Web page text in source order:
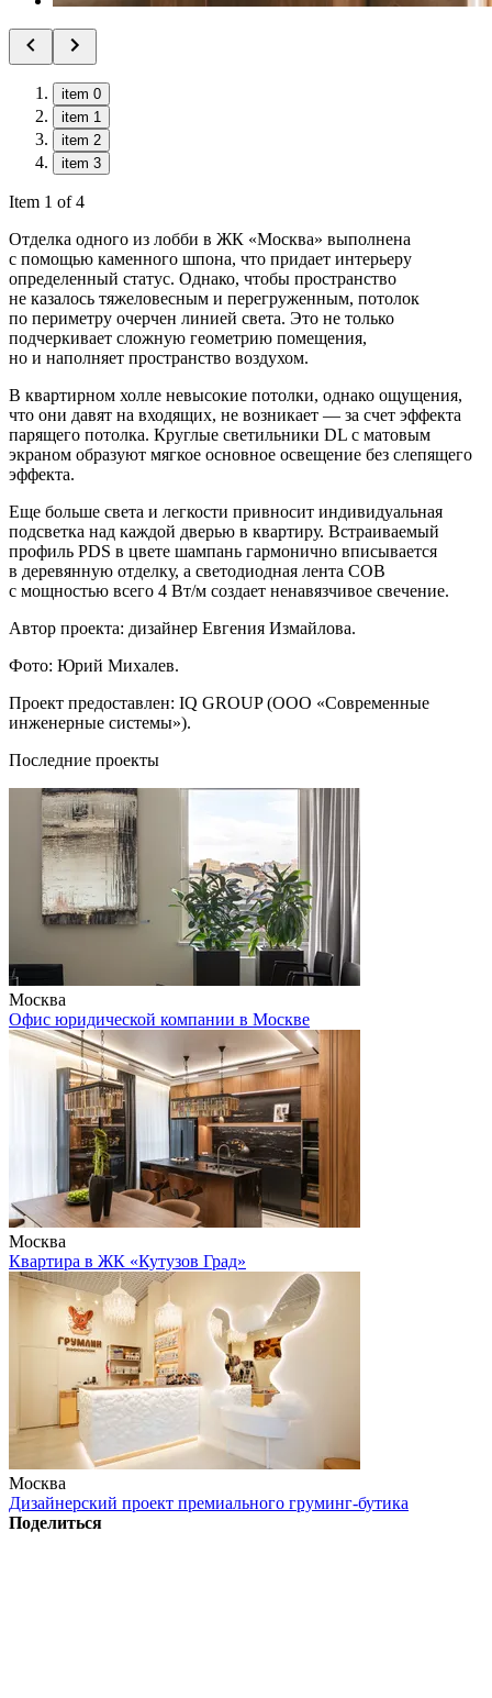
item 0
item 1
item 2
item 3
Item 1 of 4
Отделка одного из лобби в ЖК «Москва» выполнена
с помощью каменного шпона, что придает интерьеру
определенный статус. Однако, чтобы пространство
не казалось тяжеловесным и перегруженным, потолок
по периметру очерчен линией света. Это не только
подчеркивает сложную геометрию помещения,
но и наполняет пространство воздухом.
В квартирном холле невысокие потолки, однако ощущения,
что они давят на входящих, не возникает — за счет эффекта
парящего потолка. Круглые светильники DL с матовым
экраном образуют мягкое основное освещение без слепящего
эффекта.
Еще больше света и легкости привносит индивидуальная
подсветка над каждой дверью в квартиру. Встраиваемый
профиль PDS в цвете шампань гармонично вписывается
в деревянную отделку, а светодиодная лента COB
с мощностью всего 4 Вт/м создает ненавязчивое свечение.
Автор проекта: дизайнер Евгения Измайлова.
Фото: Юрий Михалев.
Проект предоставлен: IQ GROUP (ООО «Современные
инженерные системы»).
Последние проекты
Москва
Офис юридической компании в Москве
Москва
Квартира в ЖК «Кутузов Град»
Москва
Дизайнерский проект премиального груминг-бутика
Поделиться